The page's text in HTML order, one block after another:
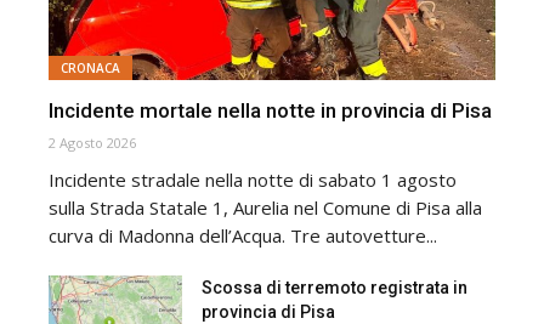
CRONACA
Incidente mortale nella notte in provincia di Pisa
2 Agosto 2026
Incidente stradale nella notte di sabato 1 agosto
sulla Strada Statale 1, Aurelia nel Comune di Pisa alla
curva di Madonna dell’Acqua. Tre autovetture...
Scossa di terremoto registrata in
provincia di Pisa